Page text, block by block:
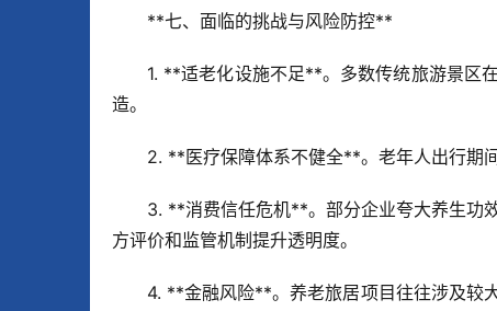
**七、面临的挑战与风险防控**
1. **适老化设施不足**。多数传统旅游景区
造。
2. **医疗保障体系不健全**。老年人出行期
3. **消费信任危机**。部分企业夸大养生功
方评价和监管机制提升透明度。
4. **金融风险**。养老旅居项目往往涉及较